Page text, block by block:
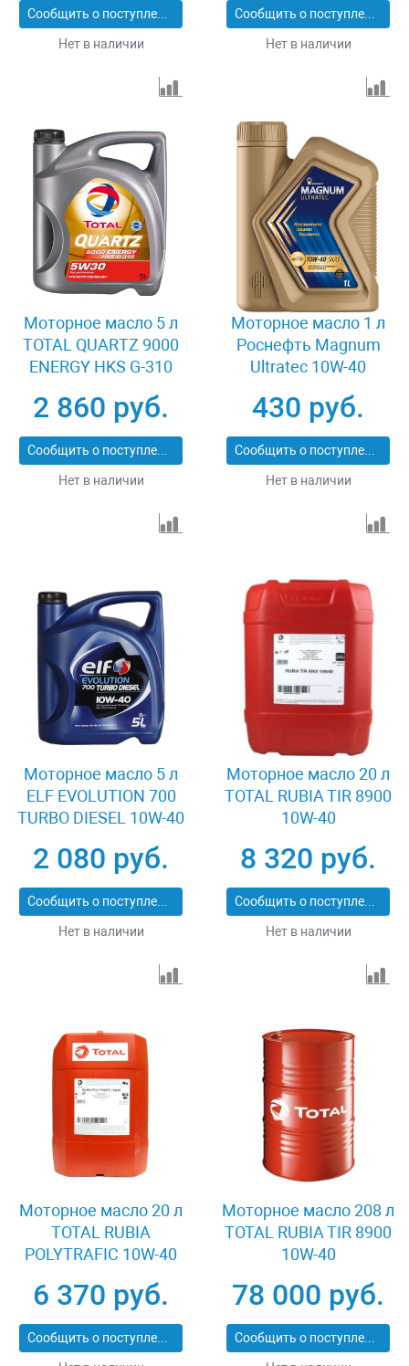
Сообщить о поступлении
Нет в наличии
Сообщить о поступлении
Нет в наличии
Моторное масло 5 л
TOTAL QUARTZ 9000
ENERGY HKS G-310
2 860 руб.
Сообщить о поступлении
Нет в наличии
Моторное масло 1 л
Роснефть Magnum
Ultratec 10W-40
430 руб.
Сообщить о поступлении
Нет в наличии
Моторное масло 5 л
ELF EVOLUTION 700
TURBO DIESEL 10W-40
2 080 руб.
Сообщить о поступлении
Нет в наличии
Моторное масло 20 л
TOTAL RUBIA TIR 8900
10W-40
8 320 руб.
Сообщить о поступлении
Нет в наличии
Моторное масло 20 л
TOTAL RUBIA
POLYTRAFIC 10W-40
6 370 руб.
Сообщить о поступлении
Моторное масло 208 л
TOTAL RUBIA TIR 8900
10W-40
78 000 руб.
Сообщить о поступлении